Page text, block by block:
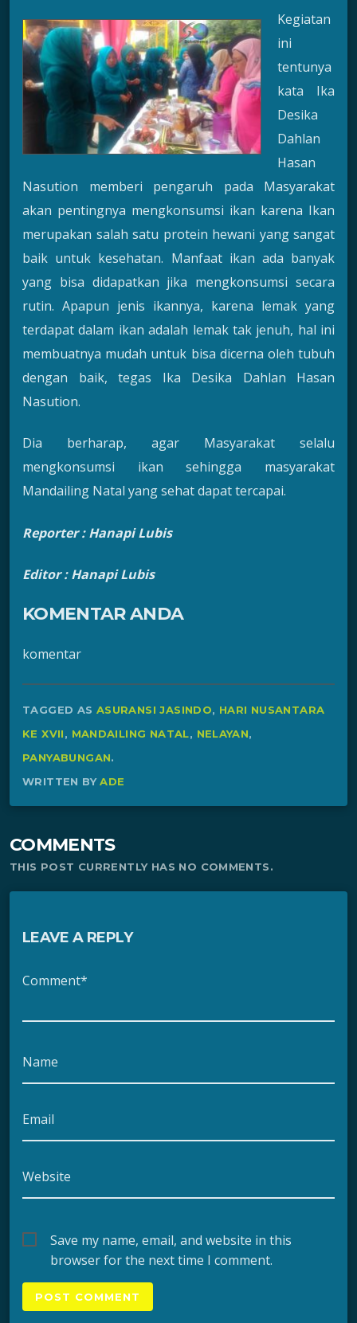
Kegiatan
ini
tentunya
kata Ika
Desika
Dahlan
Hasan
Nasution memberi pengaruh pada Masyarakat
akan pentingnya mengkonsumsi ikan karena Ikan
merupakan salah satu protein hewani yang sangat
baik untuk kesehatan. Manfaat ikan ada banyak
yang bisa didapatkan jika mengkonsumsi secara
rutin. Apapun jenis ikannya, karena lemak yang
terdapat dalam ikan adalah lemak tak jenuh, hal ini
membuatnya mudah untuk bisa dicerna oleh tubuh
dengan baik, tegas Ika Desika Dahlan Hasan
Nasution.
Dia berharap, agar Masyarakat selalu
mengkonsumsi ikan sehingga masyarakat
Mandailing Natal yang sehat dapat tercapai.
Reporter : Hanapi Lubis
Editor : Hanapi Lubis
KOMENTAR ANDA
komentar
TAGGED AS ASURANSI JASINDO, HARI NUSANTARA
KE XVII, MANDAILING NATAL, NELAYAN,
PANYABUNGAN.
WRITTEN BYADE
COMMENTS
THIS POST CURRENTLY HAS NO COMMENTS.
LEAVE A REPLY
Comment*
Name
Email
Website
Save my name, email, and website in this
browser for the next time I comment.